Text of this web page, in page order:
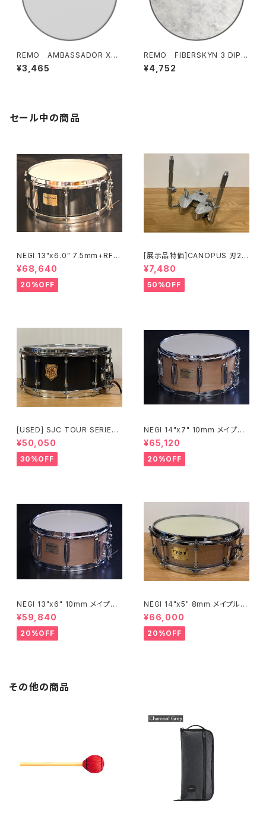
REMO AMBASSADOR X 1
4" HEAD / AX-114
¥3,465
REMO FIBERSKYN 3 DIPL
OMAT 14" HEAD / FD-514
¥4,752
セール中の商品
NEGI 13"x6.0" 7.5mm+RF
ビーチスネア S-B75R1360D8
-S2BK
¥68,640
20%OFF
[展示品特価]CANOPUS 刃2専
用ダブルタムクランプ Y-WTC
¥7,480
50%OFF
[USED] SJC TOUR SERIES
SNARE 14 × 6.5 マットブラッ
ク
¥50,050
30%OFF
NEGI 14"x7" 10mm メイプル
スネア M10R1470P-S2N
¥65,120
20%OFF
NEGI 13"x6" 10mm メイプル
スネア M10R1360R8-S2N
¥59,840
20%OFF
NEGI 14"x5" 8mm メイプルス
ネア SW-MU1450PI-S2HB
¥66,000
20%OFF
その他の商品